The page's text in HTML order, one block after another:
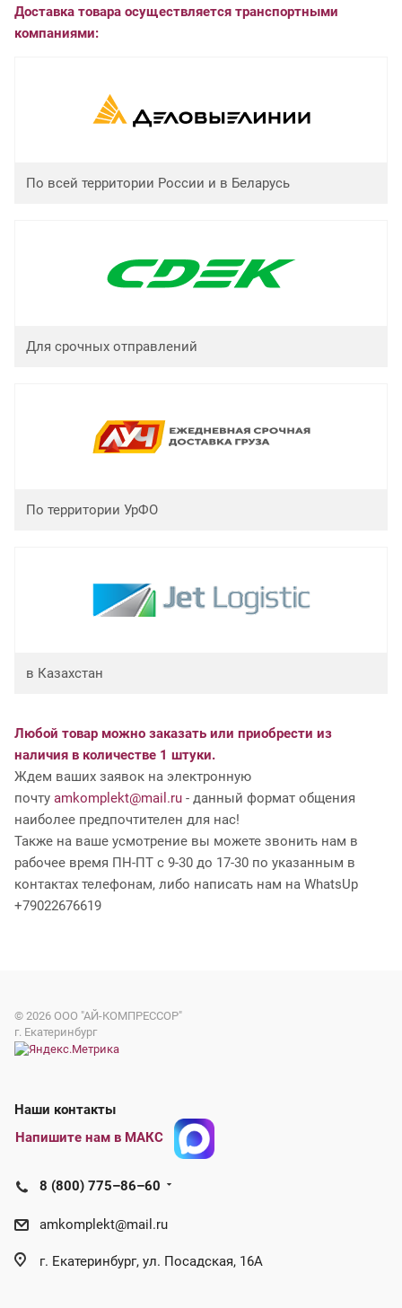
Доставка товара осуществляется транспортными
компаниями:
По всей территории России и в Беларусь
Для срочных отправлений
По территории УрФО
в Казахстан
Любой товар можно заказать или приобрести из
наличия в количестве 1 штуки.
Ждем ваших заявок на электронную
почту amkomplekt@mail.ru - данный формат общения
наиболее предпочтителен для нас!
Также на ваше усмотрение вы можете звонить нам в
рабочее время ПН-ПТ с 9-30 до 17-30 по указанным в
контактах телефонам, либо написать нам на WhatsUp
+79022676619
© 2026 ООО "АЙ-КОМПРЕССОР"
г. Екатеринбург
Наши контакты
Напишите нам в МАКС
8 (800) 775–86–60
amkomplekt@mail.ru
г. Екатеринбург, ул. Посадская, 16А